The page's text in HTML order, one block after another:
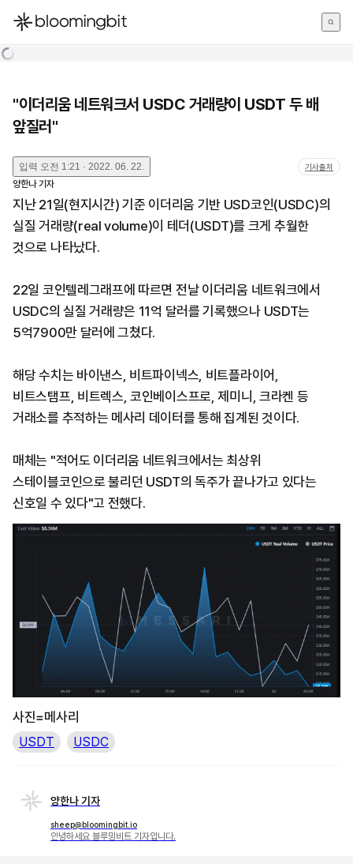
한국어
"이더리움 네트워크서 USDC 거래량이 USDT 두 배
앞질러"
입력 오전 1:21 · 2022. 06. 22. 기사출처
양한나 기자
지난 21일(현지시간) 기준 이더리움 기반 USD코인(USDC)의
실질 거래량(real volume)이 테더(USDT)를 크게 추월한
것으로 나타났다.
22일 코인텔레그래프에 따르면 전날 이더리움 네트워크에서
USDC의 실질 거래량은 11억 달러를 기록했으나 USDT는
5억7900만 달러에 그쳤다.
해당 수치는 바이낸스, 비트파이넥스, 비트플라이어,
비트스탬프, 비트렉스, 코인베이스프로, 제미니, 크라켄 등
거래소를 추적하는 메사리 데이터를 통해 집계된 것이다.
매체는 "적어도 이더리움 네트워크에서는 최상위
스테이블코인으로 불리던 USDT의 독주가 끝나가고 있다는
신호일 수 있다"고 전했다.
사진=메사리
USDT USDC
양한나 기자
sheep@bloomingbit.io
안녕하세요 블루밍비트 기자입니다.